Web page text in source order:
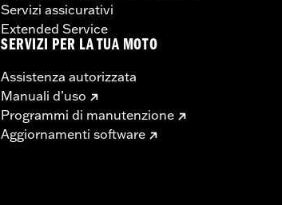
Servizi assicurativi
Extended Service
SERVIZI PER LA TUA MOTO
Assistenza autorizzata
Manuali d’uso
Programmi di manutenzione
Aggiornamenti software